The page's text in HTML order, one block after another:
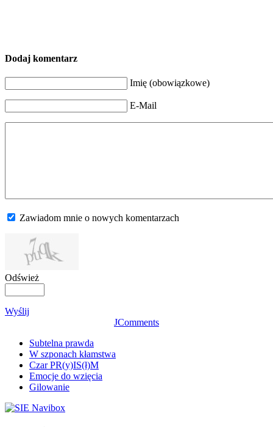
Dodaj komentarz
Imię (obowiązkowe)
E-Mail
Zawiadom mnie o nowych komentarzach
Odśwież
Wyślij
JComments
Subtelna prawda
W szponach kłamstwa
Czar PR(y)IS(ł)M
Emocje do wzięcia
Gilowanie